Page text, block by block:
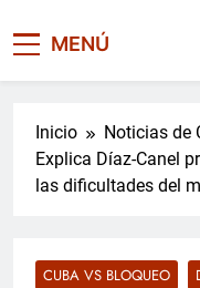
la
MENÚ
Inicio Noticias de
Explica Díaz-Canel
las dificultades del
CUBA VS BLOQUEO